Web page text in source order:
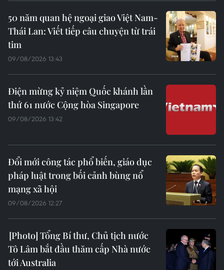
50 năm quan hệ ngoại giao Việt Nam-
Thái Lan: Viết tiếp câu chuyện từ trái
tim
09/08/2026 13:43
Điện mừng kỷ niệm Quốc khánh lần
thứ 61 nước Cộng hòa Singapore
09/08/2026 13:42
Đổi mới công tác phổ biến, giáo dục
pháp luật trong bối cảnh bùng nổ
mạng xã hội
09/08/2026 12:27
Tổng Bí thư, Chủ tịch nước
Tô Lâm bắt đầu thăm cấp Nhà nước
tới Australia